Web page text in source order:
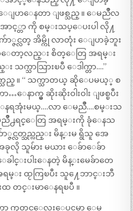
ပာေနတာ ျဖစ္သည္ ။ ေမညိဳလ
င့္တာ ကို စမ္းသပ္ေပးပါ လို႔
ဇင္လတ္ အိမ္ကို လာတုံး ေျပာခဲ့ဘူး
ေတာ့လည္း စိတ္ေတြ အရမ္း
သက္သာသြားၿပီ ေဒါက္တာ….”
သည္ ။ “ သက္သာတယ္ ဆိုေပမယ့္ စ
နာက္မွ ဆိုးဆိုးဝါးဝါး ျဖစ္ၿပီး
ေနရအုံးမယ္….လာ ေမညိဳ….စမ္းသ
ေမညိဳ႕ရင္ေတြ အရမ္းကို ခုံေနသ
င္လတ္သည္လည္း မိန္းမ ရွိသူ အေ
သူမ်ား မယား ေခ်ာေခ်ာ
ါင္းပါးေနတဲ့ မိန္းမေခ်ာတေ
ရမ္း ထႂကြၿပီး သူ႔ေဘာင္းဘီ
တင္းမာေနရၿပီ ။
ကုတင္ေလးေပၚမွာ ေမ